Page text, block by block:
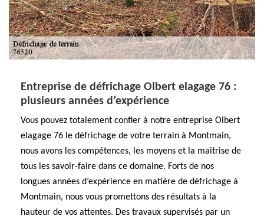
Entreprise de défrichage Olbert elagage 76 :
plusieurs années d’expérience
Vous pouvez totalement confier à notre entreprise Olbert
elagage 76 le défrichage de votre terrain à Montmain,
nous avons les compétences, les moyens et la maitrise de
tous les savoir-faire dans ce domaine. Forts de nos
longues années d’expérience en matière de défrichage à
Montmain, nous vous promettons des résultats à la
hauteur de vos attentes. Des travaux supervisés par un